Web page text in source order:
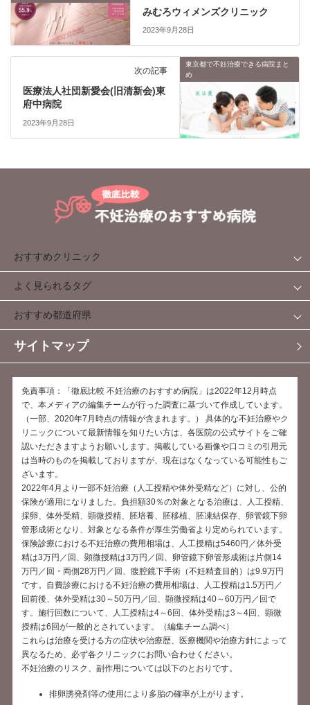
みむろウィメンズクリニック
2023年9月28日
東京都で不妊治療できる病院まと
め
次の記事
医療法人社団新愛会(旧清新会)東
府中病院
2023年9月28日
おすすめクリニック
よく見られるタグ
おすすめ都道府県
サイトマップ
免責事項：「徹底比較 不妊治療のおすすめ病院」は2022年12月時点
で、本メディアの編集チームが行った調査に基づいて作成しています。
（一部、2020年7月時点の情報が含まれます。） 具体的な不妊治療やク
リニックについて最新情報を知りたい方は、各医院の公式サイトをご確
認いただきますようお願いします。掲載している画像や口コミの引用元
は当時のものを掲載しておりますが、現在はなくなっている可能性もご
ざいます。
2022年4月より一部不妊治療（人工授精や体外受精など）に対し、公的
保険が適用になりました。負担額30％の対象となる治療は、人工授精、
採卵、体外受精、顕微授精、胚培養、胚移植、胚凍結保存、卵管鏡下卵
管形成術となり、対象となる条件が厚生労働省より定められています。
保険診療における不妊治療の費用相場は、人工授精は5460円／体外受
精は3万円／回、顕微授精は3万円／回、卵管鏡下卵管形成術は片側14
万円／回・両側28万円／回、腹腔鏡下手術（不妊精査目的）は9.9万円
です。自費診療における不妊治療の費用相場は、人工授精は1.5万円／
回前後、体外受精は30～50万円／回、顕微授精は40～60万円／回で
す。施行回数について、人工授精は4～6回、体外受精は3～4回、顕微
授精は6回が一般的とされています。（編集チーム調べ）
これらは治療を受ける方の症状や治療歴、医療機関や治療方針によって
異なるため、必ず各クリニックにお問い合わせください。
不妊治療のリスク、副作用については以下のとおりです。
排卵誘発剤等の使用により多胎の確率が上がります。